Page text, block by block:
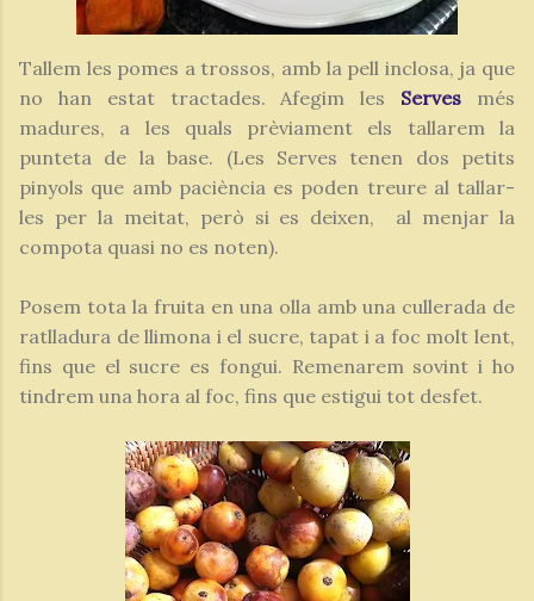
Tallem les pomes a trossos, amb la pell inclosa, ja que
no han estat tractades. Afegim les Serves més
madures, a les quals prèviament els tallarem la
punteta de la base. (Les Serves tenen dos petits
pinyols que amb paciència es poden treure al tallar-
les per la meitat, però si es deixen, al menjar la
compota quasi no es noten).
Posem tota la fruita en una olla amb una cullerada de
ratlladura de llimona i el sucre, tapat i a foc molt lent,
fins que el sucre es fongui. Remenarem sovint i ho
tindrem una hora al foc, fins que estigui tot desfet.